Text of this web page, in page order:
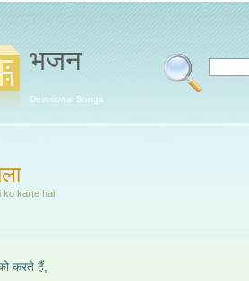
भजन
Devotional Songs
ko karte hai
करते हैं,